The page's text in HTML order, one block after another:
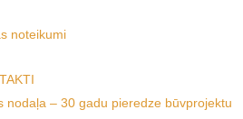
noteikumi
nodaļa – 30 gadu pieredze būvprojektu